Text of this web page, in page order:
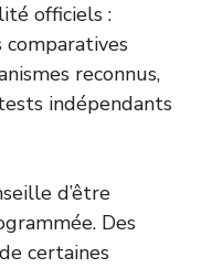
officiels :
reconnus,
indépendants
d’être
Des
certaines